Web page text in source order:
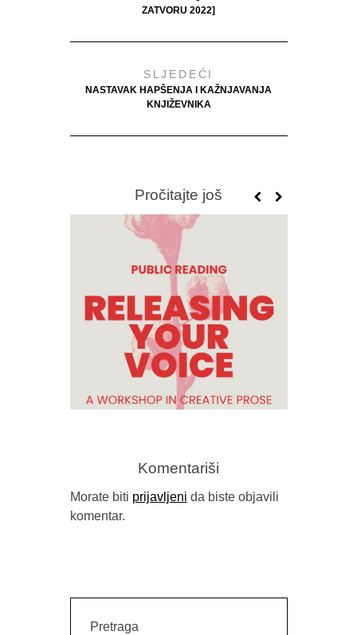
ZATVORU 2022]
SLJEDEĆI
NASTAVAK HAPŠENJA I KAŽNJAVANJA
KNJIŽEVNIKA
Pročitajte još
Komentariši
Morate biti prijavljeni da biste objavili
komentar.
Pretraga